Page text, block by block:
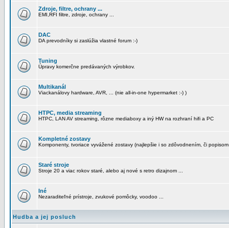
Zdroje, filtre, ochrany ...
EMI,RFI filtre, zdroje, ochrany ...
DAC
DA prevodníky si zaslúžia vlastné forum :-)
Tuning
Úpravy komerčne predávaných výrobkov.
Multikanál
Viackanálovy hardware, AVR, ... (nie all-in-one hypermarket :-) )
HTPC, media streaming
HTPC, LAN AV streaming, rôzne mediaboxy a iný HW na rozhraní hifi a PC
Kompletné zostavy
Komponenty, tvoriace vyvážené zostavy (najlepšie i so zdôvodnením, či
Staré stroje
Stroje 20 a viac rokov staré, alebo aj nové s retro dizajnom ...
Iné
Nezaraditeľné prístroje, zvukové pomôcky, voodoo ...
Hudba a jej posluch